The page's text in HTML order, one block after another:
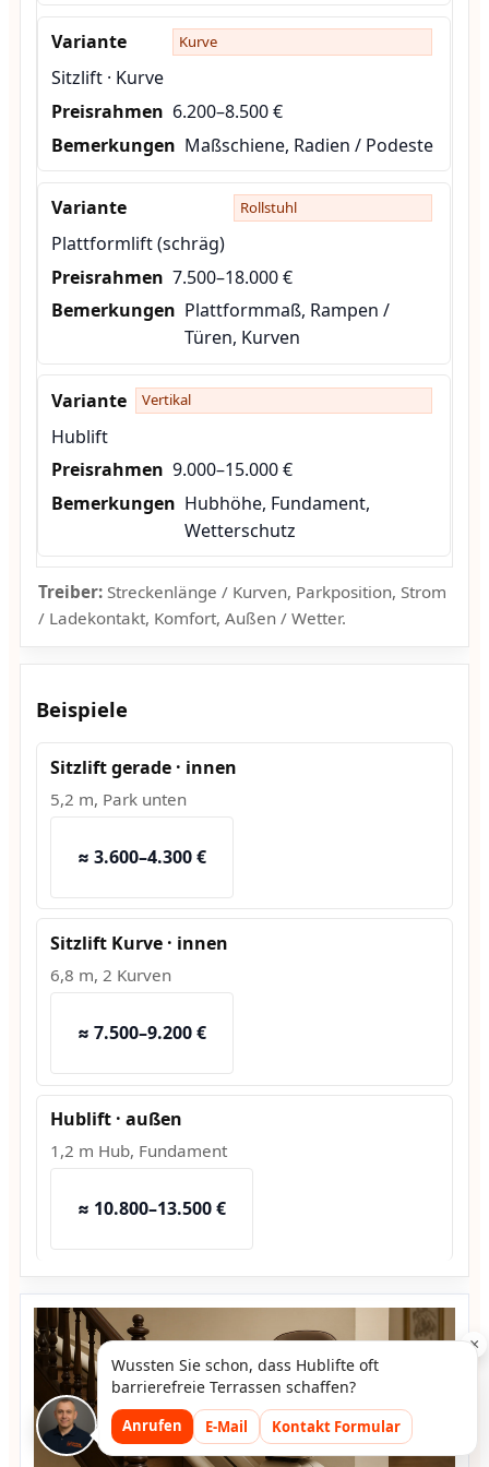
Kurve
Sitzlift · Kurve
6.200–8.500 €
Maßschiene, Radien / Podeste
Rollstuhl
Plattformlift (schräg)
7.500–18.000 €
Plattformmaß, Rampen /
Türen, Kurven
Vertikal
Hublift
9.000–15.000 €
Hubhöhe, Fundament,
Wetterschutz
Treiber:Streckenlänge / Kurven, Parkposition, Strom
/ Ladekontakt, Komfort, Außen / Wetter.
Beispiele
Sitzlift gerade · innen
5,2 m, Park unten
≈ 3.600–4.300 €
Sitzlift Kurve · innen
6,8 m, 2 Kurven
≈ 7.500–9.200 €
Hublift · außen
1,2 m Hub, Fundament
≈ 10.800–13.500 €
×
Wussten Sie schon, dass Hublifte oft
barrierefreie Terrassen schaffen?
Anrufen E-Mail Kontakt Formular